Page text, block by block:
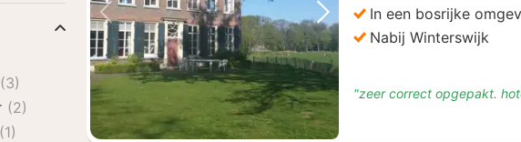
Vorige foto Volgende foto
In een bosrijke
Nabij Winterswijk
"zeer correct opgepakt.
(3)
(2)
(1)